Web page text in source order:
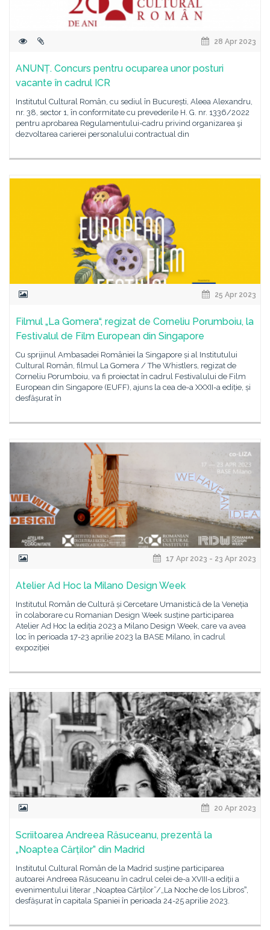
28 Apr 2023
ANUNȚ. Concurs pentru ocuparea unor posturi
vacante în cadrul ICR
Institutul Cultural Român, cu sediul în București, Aleea Alexandru,
nr. 38, sector 1, în conformitate cu prevederile H. G. nr. 1336/2022
pentru aprobarea Regulamentului-cadru privind organizarea şi
dezvoltarea carierei personalului contractual din
25 Apr 2023
Filmul „La Gomera“, regizat de Corneliu Porumboiu, la
Festivalul de Film European din Singapore
Cu sprijinul Ambasadei României la Singapore și al Institutului
Cultural Român, filmul La Gomera / The Whistlers, regizat de
Corneliu Porumboiu, va fi proiectat în cadrul Festivalului de Film
European din Singapore (EUFF), ajuns la cea de-a XXXII-a ediție, și
desfășurat în
17 Apr 2023 - 23 Apr 2023
Atelier Ad Hoc la Milano Design Week
Institutul Român de Cultură și Cercetare Umanistică de la Veneția
în colaborare cu Romanian Design Week susține participarea
Atelier Ad Hoc la ediția 2023 a Milano Design Week, care va avea
loc în perioada 17-23 aprilie 2023 la BASE Milano, în cadrul
expoziției
20 Apr 2023
Scriitoarea Andreea Răsuceanu, prezentă la
„Noaptea Cărților” din Madrid
Institutul Cultural Român de la Madrid susține participarea
autoarei Andreea Răsuceanu în cadrul celei de-a XVIII-a ediții a
evenimentului literar „Noaptea Cărților”/„La Noche de los Librosˮ,
desfășurat în capitala Spaniei în perioada 24-25 aprilie 2023.